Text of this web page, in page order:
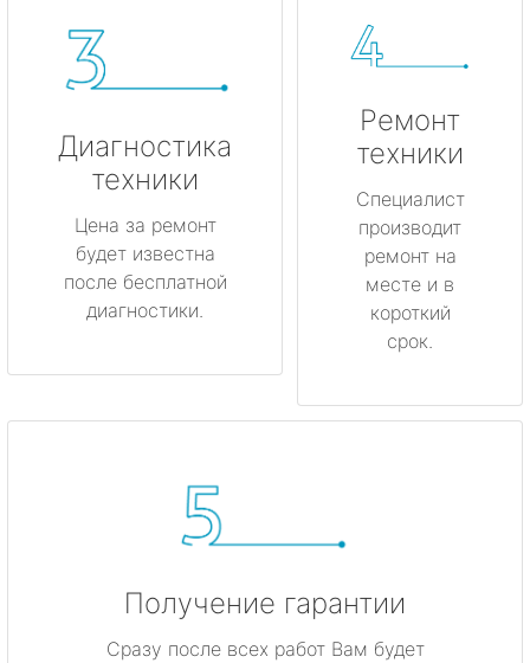
Диагностика
техники
Цена за ремонт
будет известна
после бесплатной
диагностики.
Ремонт
техники
Специалист
производит
ремонт на
месте и в
короткий
срок.
Получение гарантии
Сразу после всех работ Вам будет